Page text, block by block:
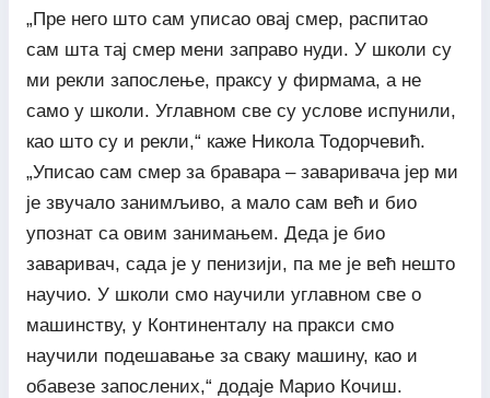
„Пре него што сам уписао овај смер, распитао
сам шта тај смер мени заправо нуди. У школи су
ми рекли запослење, праксу у фирмама, а не
само у школи. Углавном све су услове испунили,
као што су и рекли,“ каже Никола Тодорчевић.
„Уписао сам смер за бравара – заваривача јер ми
је звучало занимљиво, а мало сам већ и био
упознат са овим занимањем. Деда је био
заваривач, сада је у пенизији, па ме је већ нешто
научио. У школи смо научили углавном све о
машинству, у Континенталу на пракси смо
научили подешавање за сваку машину, као и
обавезе запослених,“ додаје Марио Кочиш.